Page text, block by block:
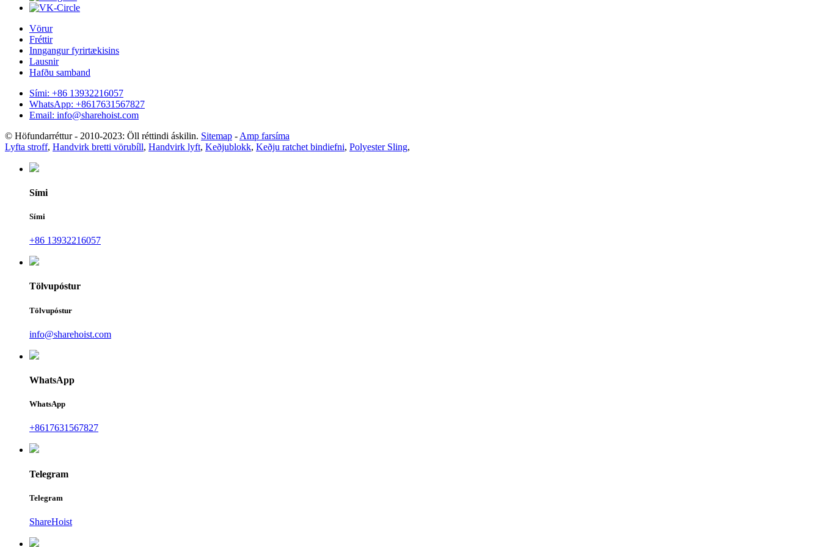
Vörur
Fréttir
Inngangur fyrirtækisins
Lausnir
Hafðu samband
Sími: +86 13932216057
WhatsApp: +8617631567827
Email: info@sharehoist.com
© Höfundarréttur - 2010-2023: Öll réttindi áskilin. Sitemap - Amp farsíma
Lyfta stroff, Handvirk bretti vörubíll, Handvirk lyft, Keðjublokk, Keðju ratchet bindiefni, Polyester Sling,
Sími
Sími
+86 13932216057
Tölvupóstur
Tölvupóstur
info@sharehoist.com
WhatsApp
WhatsApp
+8617631567827
Telegram
Telegram
ShareHoist